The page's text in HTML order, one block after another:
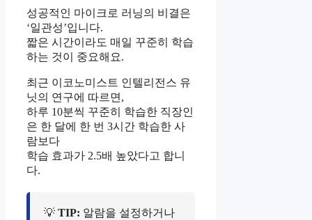
성공적인 마이크로 러닝의 비결은
‘일관성’입니다.
짧은 시간이라도 매일 꾸준히 학습
하는 것이 중요해요.
최근 이코노미스트 인텔리전스 유
닛의 연구에 따르면,
하루 10분씩 꾸준히 학습한 직장인
은 한 달에 한 번 3시간 학습한 사
람보다
학습 효과가 2.5배 높았다고 합니
다.
💡 TIP: 알람을 설정하거나